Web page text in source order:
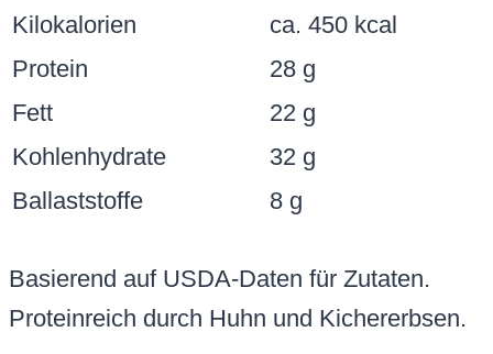
Kilokalorien
ca. 450 kcal
Protein
28 g
Fett
22 g
Kohlenhydrate
32 g
Ballaststoffe
8 g
Basierend auf USDA-Daten für Zutaten.
Proteinreich durch Huhn und Kichererbsen.